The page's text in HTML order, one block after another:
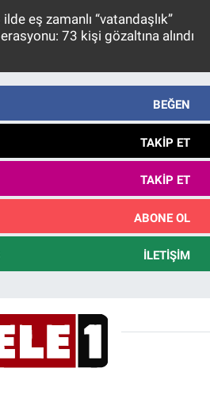
ilde eş zamanlı “vatandaşlık”
73 kişi gözaltına alındı
BEĞEN
TAKIP ET
TAKIP ET
ABONE OL
İLETIŞIM